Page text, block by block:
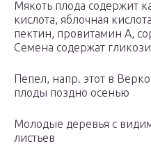
Мякоть плода содержит
кислота, яблочная
пектин, провитамин А,
Семена содержат
Пепел, напр. этот в
плоды поздно осенью
Молодые деревья с
листьев